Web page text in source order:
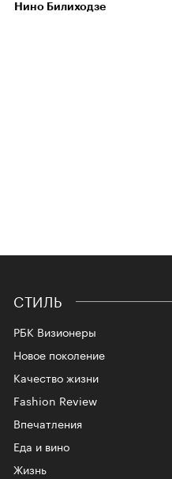
Нино Билиходзе
СТИЛЬ
РБК Визионеры
Новое поколение
Качество жизни
Fashion Review
Впечатления
Еда и вино
Жизнь